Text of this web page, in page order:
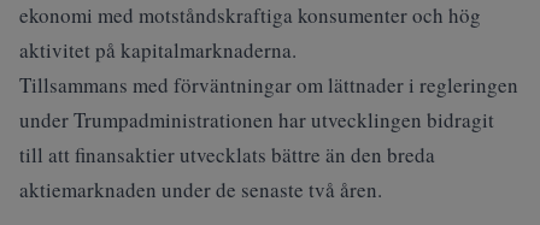
ekonomi med motståndskraftiga konsumenter och hög
aktivitet på kapitalmarknaderna.
Tillsammans med förväntningar om lättnader i regleringen
under Trumpadministrationen har utvecklingen bidragit
till att finansaktier utvecklats bättre än den breda
aktiemarknaden under de senaste två åren.